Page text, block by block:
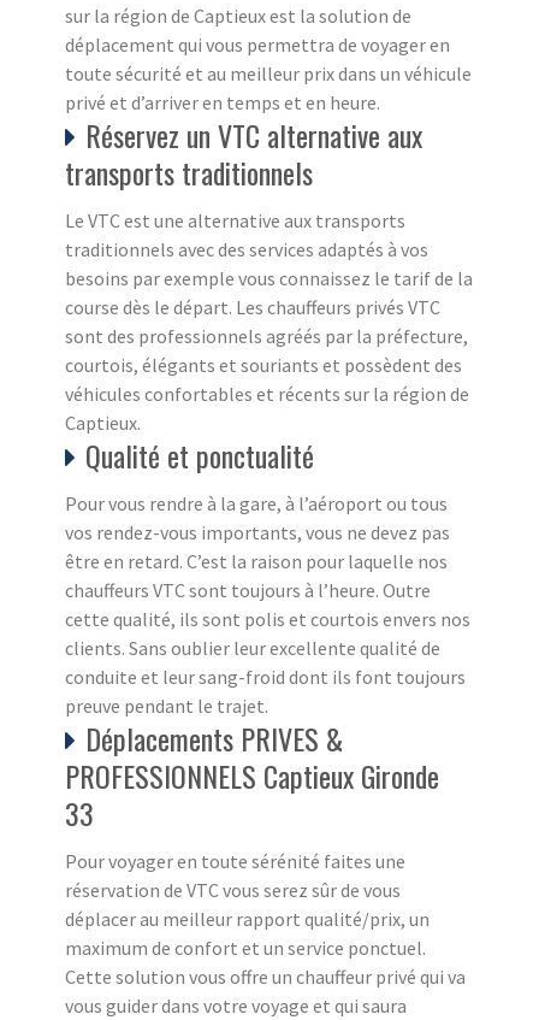
sur la région de Captieux est la solution de
déplacement qui vous permettra de voyager en
toute sécurité et au meilleur prix dans un véhicule
privé et d’arriver en temps et en heure.
Réservez un VTC alternative aux
transports traditionnels
Le VTC est une alternative aux transports
traditionnels avec des services adaptés à vos
besoins par exemple vous connaissez le tarif de la
course dès le départ. Les chauffeurs privés VTC
sont des professionnels agréés par la préfecture,
courtois, élégants et souriants et possèdent des
véhicules confortables et récents sur la région de
Captieux.
Qualité et ponctualité
Pour vous rendre à la gare, à l’aéroport ou tous
vos rendez-vous importants, vous ne devez pas
être en retard. C’est la raison pour laquelle nos
chauffeurs VTC sont toujours à l’heure. Outre
cette qualité, ils sont polis et courtois envers nos
clients. Sans oublier leur excellente qualité de
conduite et leur sang-froid dont ils font toujours
preuve pendant le trajet.
Déplacements PRIVES &
PROFESSIONNELS Captieux Gironde
33
Pour voyager en toute sérénité faites une
réservation de VTC vous serez sûr de vous
déplacer au meilleur rapport qualité/prix, un
maximum de confort et un service ponctuel.
Cette solution vous offre un chauffeur privé qui va
vous guider dans votre voyage et qui saura